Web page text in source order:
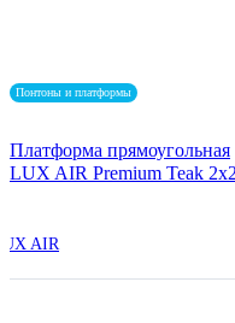
Понтоны и платформы
Платформа прямоугольная
LUX AIR Premium Teak 2x2
AIR